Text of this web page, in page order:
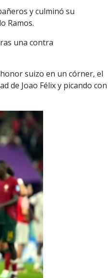
y culminó su
Ramos.
una contra
suizo en un córner, el
de Joao Félix y picando con